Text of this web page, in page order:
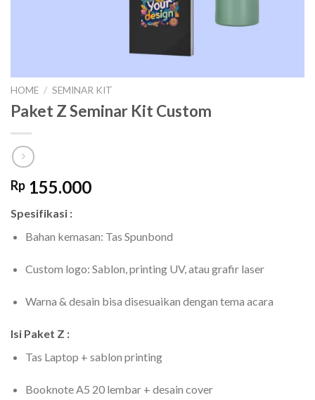
HOME / SEMINAR KIT
Paket Z Seminar Kit Custom
Rp 155.000
Spesifikasi :
Bahan kemasan: Tas Spunbond
Custom logo: Sablon, printing UV, atau grafir laser
Warna & desain bisa disesuaikan dengan tema acara
Isi Paket Z :
Tas Laptop + sablon printing
Booknote A5 20 lembar + desain cover